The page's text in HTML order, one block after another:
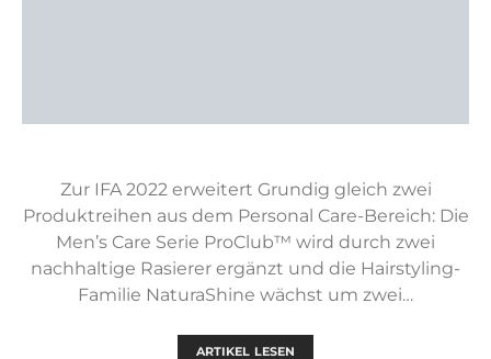
Zur IFA 2022 erweitert Grundig gleich zwei
Produktreihen aus dem Personal Care-Bereich: Die
Men’s Care Serie ProClub™ wird durch zwei
nachhaltige Rasierer ergänzt und die Hairstyling-
Familie NaturaShine wächst um zwei…
ARTIKEL LESEN